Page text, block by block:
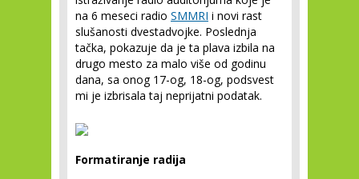
na 6 meseci radio SMMRI i novi rast
slušanosti dvestadvojke. Poslednja
tačka, pokazuje da je ta plava izbila na
drugo mesto za malo više od godinu
dana, sa onog 17-og, 18-og, podsvest
mi je izbrisala taj neprijatni podatak.
Formatiranje radija